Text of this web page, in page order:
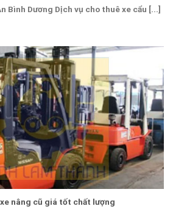
Bình Dương Dịch vụ cho thuê xe cẩu [...]
nâng cũ giá tốt chất lượng